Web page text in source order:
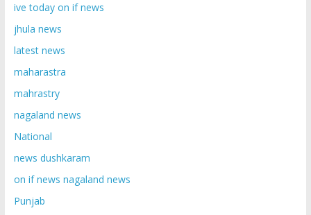
ive today on if news
jhula news
latest news
maharastra
mahrastry
nagaland news
National
news dushkaram
on if news nagaland news
Punjab